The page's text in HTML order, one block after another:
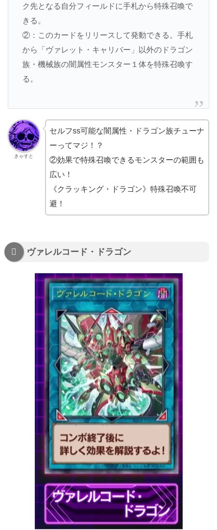
ク先となる自分フィールドに手札から特殊召喚で
きる。
②：このカードをリリースして発動できる。手札
から「ヴァレット・キャリバー」以外のドラゴン
族・機械族の闇属性モンスター１体を特殊召喚す
る。
きゃすと
セルフss可能な闇属性・ドラゴン族チューナ
ーってマジ！？
②効果で特殊召喚できるモンスターの範囲も
広い！
《クラッキング・ドラゴン》特殊召喚不可
避！
ヴァレルコード・ドラゴン